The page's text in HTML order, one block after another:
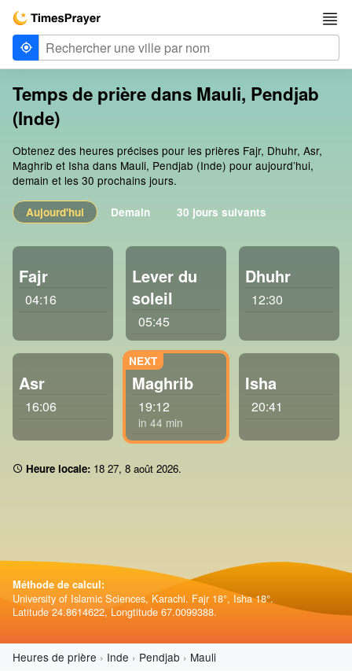
Temps de prière dans Mauli, Pendjab
(Inde)
Obtenez des heures précises pour les prières Fajr, Dhuhr, Asr,
Maghrib et Isha dans Mauli, Pendjab (Inde) pour aujourd’hui,
demain et les 30 prochains jours.
Aujourd'hui Demain 30 jours suivants
Fajr
04:16
Lever du
soleil
05:45
Dhuhr
12:30
Asr
16:06
Maghrib
19:12
in 44 min
Isha
20:41
Heure locale: 18 27, 8 août 2026.
Méthode de calcul:
University of Islamic Sciences, Karachi. Fajr 18°, Isha 18°.
Latitude 24.8614622, Longtitude 67.0099388.
Heures de prière Inde Pendjab Mauli